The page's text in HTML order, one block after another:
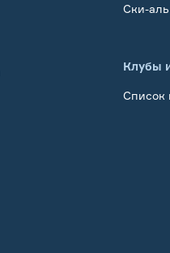
Ски-
Клубы
Список